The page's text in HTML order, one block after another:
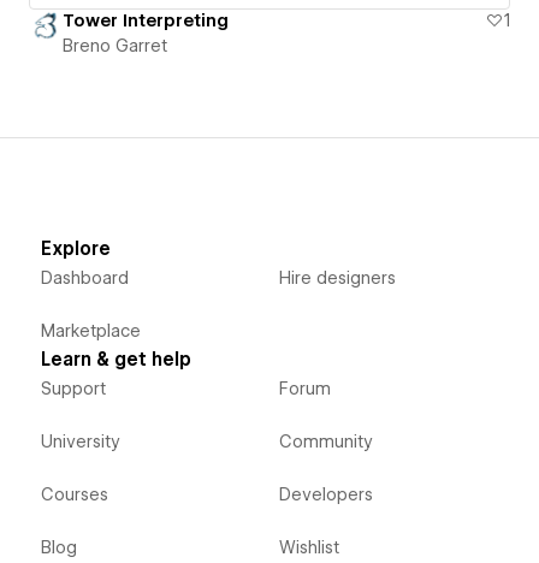
Tower Interpreting
1
Breno Garret
Explore
Dashboard
Marketplace
Hire designers
Learn & get help
Support
University
Courses
Blog
Forum
Community
Developers
Wishlist